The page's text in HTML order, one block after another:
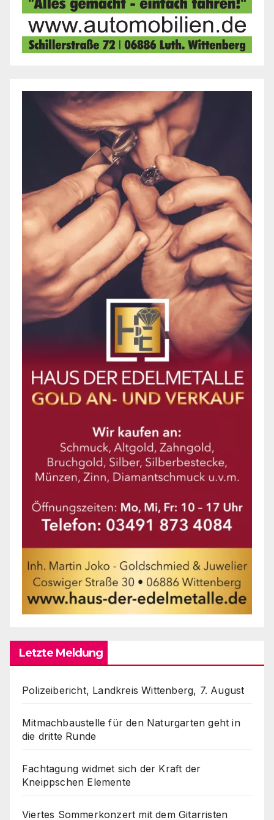
Letzte Meldung
Polizeibericht, Landkreis Wittenberg, 7. August
Mitmachbaustelle für den Naturgarten geht in
die dritte Runde
Fachtagung widmet sich der Kraft der
Kneippschen Elemente
Viertes Sommerkonzert mit dem Gitarristen